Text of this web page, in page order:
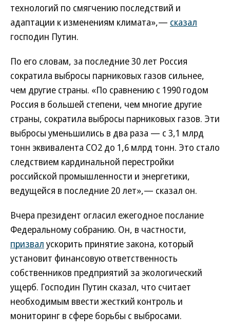
технологий по смягчению последствий и
адаптации к изменениям климата»,— сказал
господин Путин.
По его словам, за последние 30 лет Россия
сократила выбросы парниковых газов сильнее,
чем другие страны. «По сравнению с 1990 годом
Россия в большей степени, чем многие другие
страны, сократила выбросы парниковых газов. Эти
выбросы уменьшились в два раза — с 3,1 млрд
тонн эквивалента СО2 до 1,6 млрд тонн. Это стало
следствием кардинальной перестройки
российской промышленности и энергетики,
ведущейся в последние 20 лет»,— сказал он.
Вчера президент огласил ежегодное послание
Федеральному собранию. Он, в частности,
призвал ускорить принятие закона, который
установит финансовую ответственность
собственников предприятий за экологический
ущерб. Господин Путин сказал, что считает
необходимым ввести жесткий контроль и
мониторинг в сфере борьбы с выбросами.